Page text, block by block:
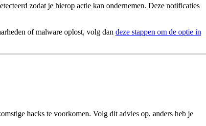
zodat je hierop actie kan ondernemen. Deze notificaties
of malware oplost, volg dan deze stappen om de optie in
hacks te voorkomen. Volg dit advies op, anders heb je